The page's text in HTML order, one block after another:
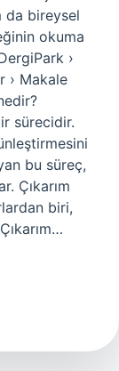
da bireysel
okuma
›
› Makale
sürecidir.
bu süreç,
Çıkarım
biri,